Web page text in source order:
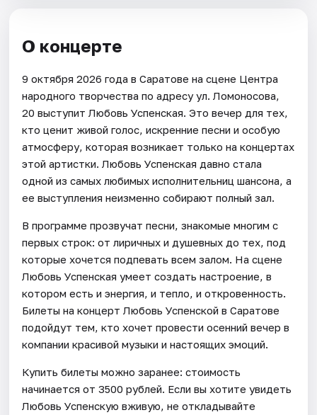
О концерте
9 октября 2026 года в Саратове на сцене Центра
народного творчества по адресу ул. Ломоносова,
20 выступит Любовь Успенская. Это вечер для тех,
кто ценит живой голос, искренние песни и особую
атмосферу, которая возникает только на концертах
этой артистки. Любовь Успенская давно стала
одной из самых любимых исполнительниц шансона, а
ее выступления неизменно собирают полный зал.
В программе прозвучат песни, знакомые многим с
первых строк: от лиричных и душевных до тех, под
которые хочется подпевать всем залом. На сцене
Любовь Успенская умеет создать настроение, в
котором есть и энергия, и тепло, и откровенность.
Билеты на концерт Любовь Успенской в Саратове
подойдут тем, кто хочет провести осенний вечер в
компании красивой музыки и настоящих эмоций.
Купить билеты можно заранее: стоимость
начинается от 3500 рублей. Если вы хотите увидеть
Любовь Успенскую вживую, не откладывайте